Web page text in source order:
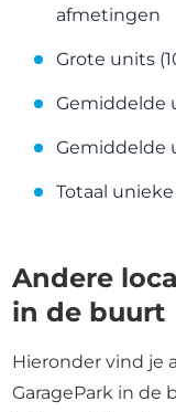
afmetingen
Grote units
Gemiddelde
Gemiddelde
Totaal
Andere
in de buurt
Hieronder vind je
GaragePark in de